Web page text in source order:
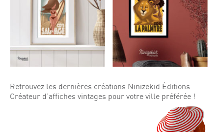
Retrouvez les dernières créations Ninizekid Éditions
Créateur d’affiches vintages pour votre ville préférée !